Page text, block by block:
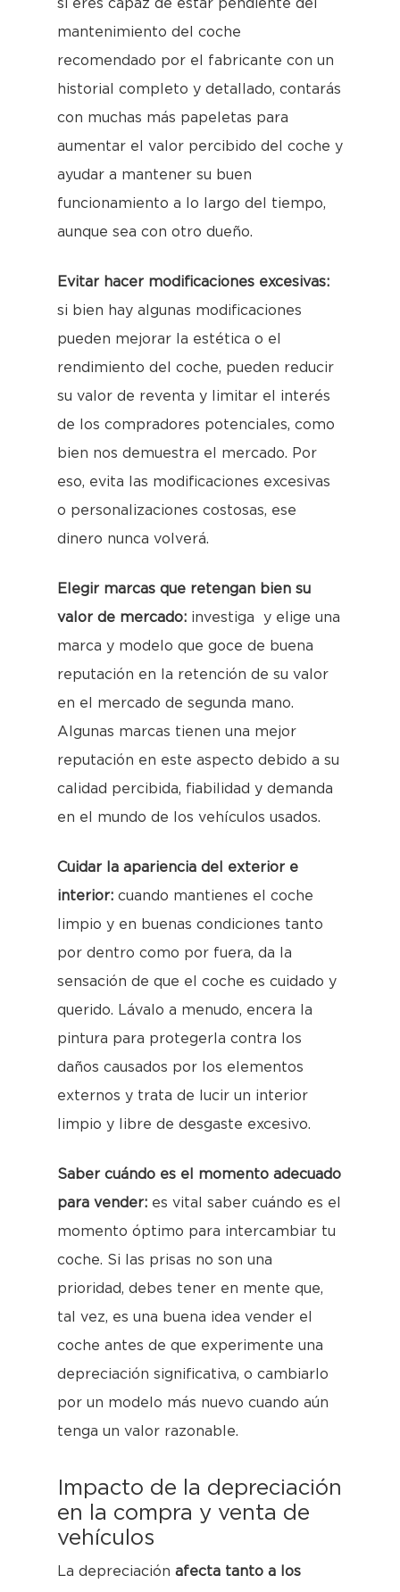
si eres capaz de estar pendiente del
mantenimiento del coche
recomendado por el fabricante con un
historial completo y detallado, contarás
con muchas más papeletas para
aumentar el valor percibido del coche y
ayudar a mantener su buen
funcionamiento a lo largo del tiempo,
aunque sea con otro dueño.
Evitar hacer modificaciones excesivas:
si bien hay algunas modificaciones
pueden mejorar la estética o el
rendimiento del coche, pueden reducir
su valor de reventa y limitar el interés
de los compradores potenciales, como
bien nos demuestra el mercado. Por
eso, evita las modificaciones excesivas
o personalizaciones costosas, ese
dinero nunca volverá.
Elegir marcas que retengan bien su
valor de mercado: investiga y elige una
marca y modelo que goce de buena
reputación en la retención de su valor
en el mercado de segunda mano.
Algunas marcas tienen una mejor
reputación en este aspecto debido a su
calidad percibida, fiabilidad y demanda
en el mundo de los vehículos usados.
Cuidar la apariencia del exterior e
interior: cuando mantienes el coche
limpio y en buenas condiciones tanto
por dentro como por fuera, da la
sensación de que el coche es cuidado y
querido. Lávalo a menudo, encera la
pintura para protegerla contra los
daños causados por los elementos
externos y trata de lucir un interior
limpio y libre de desgaste excesivo.
Saber cuándo es el momento adecuado
para vender: es vital saber cuándo es el
momento óptimo para intercambiar tu
coche. Si las prisas no son una
prioridad, debes tener en mente que,
tal vez, es una buena idea vender el
coche antes de que experimente una
depreciación significativa, o cambiarlo
por un modelo más nuevo cuando aún
tenga un valor razonable.
Impacto de la depreciación
en la compra y venta de
vehículos
La depreciación afecta tanto a los